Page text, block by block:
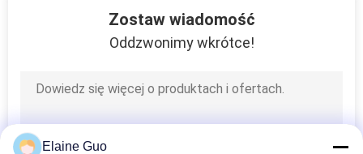
linia do
przetwarzania
Zostaw wiadomość
Oddzwonimy wkrótce!
Elaine Guo